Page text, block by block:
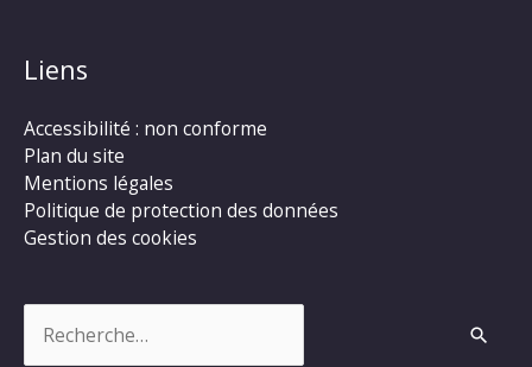
Liens
Accessibilité : non conforme
Plan du site
Mentions légales
Politique de protection des données
Gestion des cookies